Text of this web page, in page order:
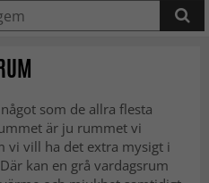
som de allra flesta
är ju rummet vi
vi vill ha det extra mysigt i
kan en grå vardagsrum